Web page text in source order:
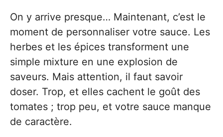
On y arrive presque… Maintenant, c’est le
moment de personnaliser votre sauce. Les
herbes et les épices transforment une
simple mixture en une explosion de
saveurs. Mais attention, il faut savoir
doser. Trop, et elles cachent le goût des
tomates ; trop peu, et votre sauce manque
de caractère.